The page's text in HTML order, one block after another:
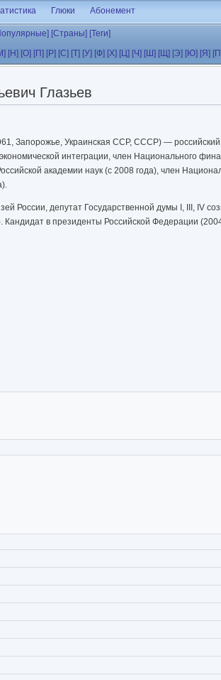
Глюки Абонемент
[Страны] [Теги]
[Н] [О] [П] [Р] [С] [Т] [У] [Ф] [Х] [Ц] [Ч] [Ш] [Щ] [Э] [Ю] [Я]
Глазьев
Запорожье, Украинская ССР, СССР) — российский
интеграции, член Национального
академии наук (с 2008 года), член
России, депутат Государственной думы I, III, IV
в президенты Российской Федерации